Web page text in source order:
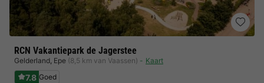
RCN Vakantiepark de Jagerstee
Gelderland, Epe (8,5 km van Vaassen) Kaart
7.8 Goed